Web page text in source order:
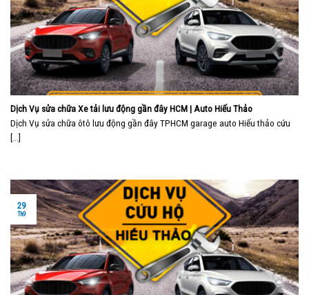
Dịch Vụ sửa chữa Xe tải lưu động gần đây HCM | Auto Hiếu Thảo
Dịch Vụ sửa chữa ôtô lưu động gần đây TPHCM garage auto Hiếu thảo cứu
[...]
29
Th9